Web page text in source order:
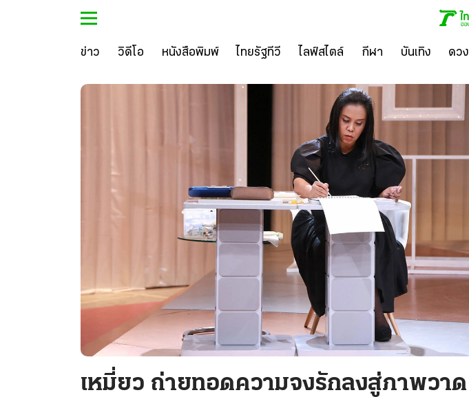
ข่าว วิดีโอ หนังสือพิมพ์ ไทยรัฐทีวี ไลฟ์สไตล์ กีฬา บันเทิง ดวง
เหมี่ยว ถ่ายทอดความจงรักลงสู่ภาพวาด